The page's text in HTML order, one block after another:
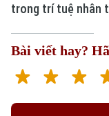
trong trí tuệ nhân
Bài viết hay?